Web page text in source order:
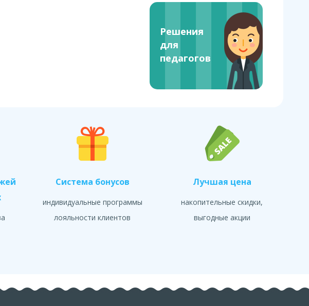
Решения
для
педагогов
Система бонусов
индивидуальные программы
лояльности клиентов
Лучшая цена
накопительные скидки,
выгодные акции